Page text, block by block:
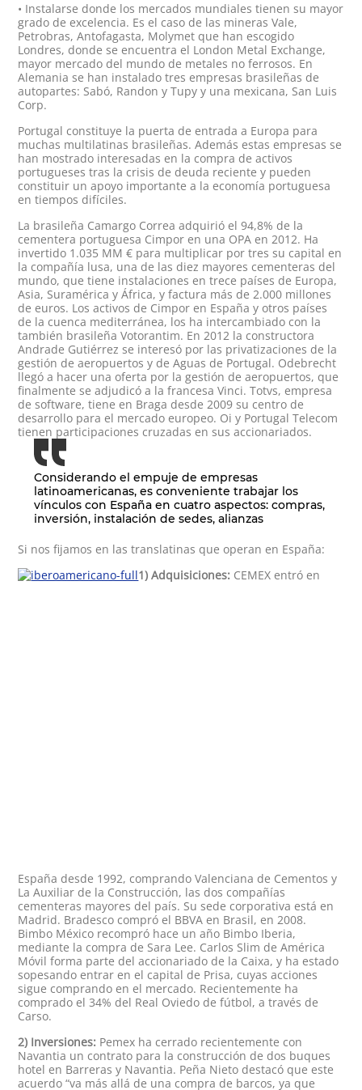
• Instalarse donde los mercados mundiales tienen su mayor
grado de excelencia. Es el caso de las mineras Vale,
Petrobras, Antofagasta, Molymet que han escogido
Londres, donde se encuentra el London Metal Exchange,
mayor mercado del mundo de metales no ferrosos. En
Alemania se han instalado tres empresas brasileñas de
autopartes: Sabó, Randon y Tupy y una mexicana, San Luis
Corp.
Portugal constituye la puerta de entrada a Europa para
muchas multilatinas brasileñas. Además estas empresas se
han mostrado interesadas en la compra de activos
portugueses tras la crisis de deuda reciente y pueden
constituir un apoyo importante a la economía portuguesa
en tiempos difíciles.
La brasileña Camargo Correa adquirió el 94,8% de la
cementera portuguesa Cimpor en una OPA en 2012. Ha
invertido 1.035 MM € para multiplicar por tres su capital en
la compañía lusa, una de las diez mayores cementeras del
mundo, que tiene instalaciones en trece países de Europa,
Asia, Suramérica y África, y factura más de 2.000 millones
de euros. Los activos de Cimpor en España y otros países
de la cuenca mediterránea, los ha intercambiado con la
también brasileña Votorantim. En 2012 la constructora
Andrade Gutiérrez se interesó por las privatizaciones de la
gestión de aeropuertos y de Aguas de Portugal. Odebrecht
llegó a hacer una oferta por la gestión de aeropuertos, que
finalmente se adjudicó a la francesa Vinci. Totvs, empresa
de software, tiene en Braga desde 2009 su centro de
desarrollo para el mercado europeo. Oi y Portugal Telecom
tienen participaciones cruzadas en sus accionariados.
Considerando el empuje de empresas
latinoamericanas, es conveniente trabajar los
vínculos con España en cuatro aspectos: compras,
inversión, instalación de sedes, alianzas
Si nos fijamos en las translatinas que operan en España:
1) Adquisiciones: CEMEX entró en
España desde 1992, comprando Valenciana de Cementos y
La Auxiliar de la Construcción, las dos compañías
cementeras mayores del país. Su sede corporativa está en
Madrid. Bradesco compró el BBVA en Brasil, en 2008.
Bimbo México recompró hace un año Bimbo Iberia,
mediante la compra de Sara Lee. Carlos Slim de América
Móvil forma parte del accionariado de la Caixa, y ha estado
sopesando entrar en el capital de Prisa, cuyas acciones
sigue comprando en el mercado. Recientemente ha
comprado el 34% del Real Oviedo de fútbol, a través de
Carso.
2) Inversiones: Pemex ha cerrado recientemente con
Navantia un contrato para la construcción de dos buques
hotel en Barreras y Navantia. Peña Nieto destacó que este
acuerdo “va más allá de una compra de barcos, ya que